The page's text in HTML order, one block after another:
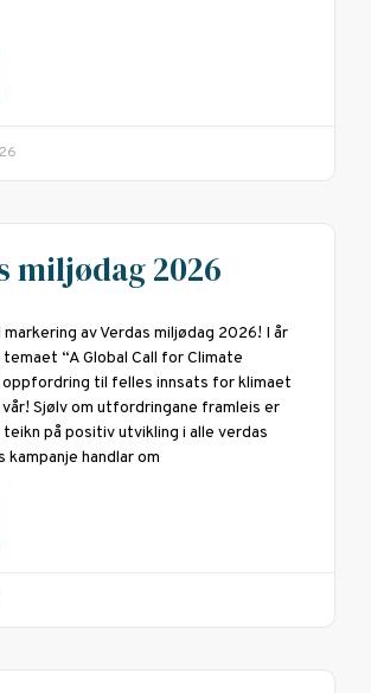
miljødag 2026
av Verdas miljødag 2026! I år
“A Global Call for Climate
til felles innsats for klimaet
Sjølv om utfordringane framleis er
på positiv utvikling i alle verdas
kampanje handlar om